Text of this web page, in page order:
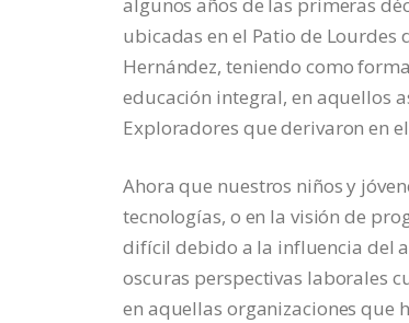
algunos años de las primeras
ubicadas en el Patio de Lourdes
Hernández, teniendo como
educación integral, en aquellos
Exploradores que derivaron en
Ahora que nuestros niños y
tecnologías, o en la visión de
difícil debido a la influencia del
oscuras perspectivas laborales
en aquellas organizaciones que